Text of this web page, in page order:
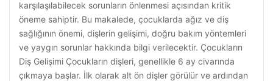
karşılaşılabilecek sorunların önlenmesi açısından kritik
öneme sahiptir. Bu makalede, çocuklarda ağız ve diş
sağlığının önemi, dişlerin gelişimi, doğru bakım yöntemleri
ve yaygın sorunlar hakkında bilgi verilecektir. Çocukların
Diş Gelişimi Çocukların dişleri, genellikle 6 ay civarında
çıkmaya başlar. İlk olarak alt ön dişler görülür ve ardından